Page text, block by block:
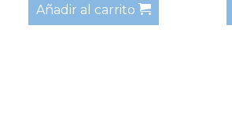
Añadir al carrito